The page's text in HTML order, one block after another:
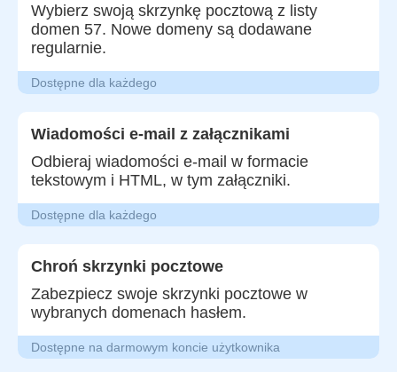
Wybierz swoją skrzynkę pocztową z listy
domen 57. Nowe domeny są dodawane
regularnie.
Dostępne dla każdego
Wiadomości e-mail z załącznikami
Odbieraj wiadomości e-mail w formacie
tekstowym i HTML, w tym załączniki.
Dostępne dla każdego
Chroń skrzynki pocztowe
Zabezpiecz swoje skrzynki pocztowe w
wybranych domenach hasłem.
Dostępne na darmowym koncie użytkownika